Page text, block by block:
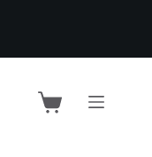
Shopping